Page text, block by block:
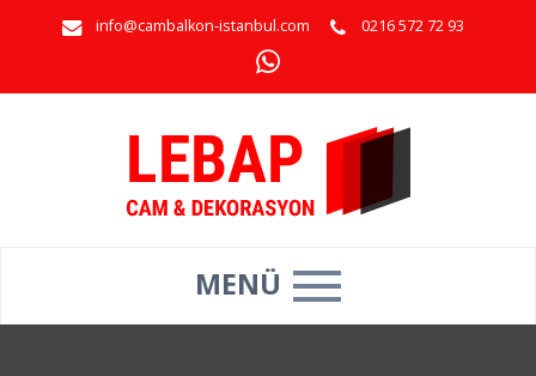
info@cambalkon-istanbul.com 0216 572 72 93
MENÜ